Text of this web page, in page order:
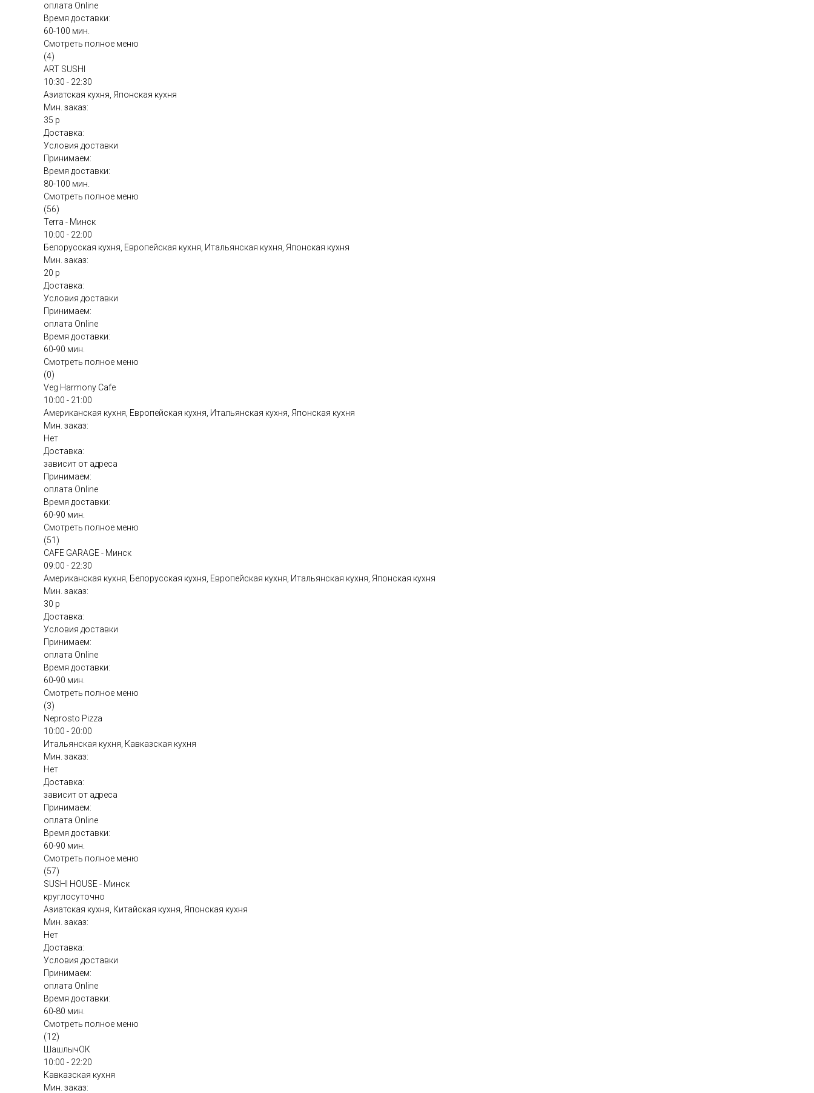
оплата Online
Время доставки:
60-100 мин.
Смотреть полное меню
(4)
ART SUSHI
10:30 - 22:30
Азиатская кухня, Японская кухня
Мин. заказ:
35 р
Доставка:
Условия доставки
Принимаем:
Время доставки:
80-100 мин.
Смотреть полное меню
(56)
Terra - Минск
10:00 - 22:00
Белорусская кухня, Европейская кухня, Итальянская кухня, Японская кухня
Мин. заказ:
20 р
Доставка:
Условия доставки
Принимаем:
оплата Online
Время доставки:
60-90 мин.
Смотреть полное меню
(0)
Veg Harmony Cafe
10:00 - 21:00
Американская кухня, Европейская кухня, Итальянская кухня, Японская кухня
Мин. заказ:
Нет
Доставка:
зависит от адреса
Принимаем:
оплата Online
Время доставки:
60-90 мин.
Смотреть полное меню
(51)
CAFE GARAGE - Минск
09:00 - 22:30
Американская кухня, Белорусская кухня, Европейская кухня, Итальянская кухня, Японская кухня
Мин. заказ:
30 р
Доставка:
Условия доставки
Принимаем:
оплата Online
Время доставки:
60-90 мин.
Смотреть полное меню
(3)
Neprosto Pizza
10:00 - 20:00
Итальянская кухня, Кавказская кухня
Мин. заказ:
Нет
Доставка:
зависит от адреса
Принимаем:
оплата Online
Время доставки:
60-90 мин.
Смотреть полное меню
(57)
SUSHI HOUSE - Минск
круглосуточно
Азиатская кухня, Китайская кухня, Японская кухня
Мин. заказ:
Нет
Доставка:
Условия доставки
Принимаем:
оплата Online
Время доставки:
60-80 мин.
Смотреть полное меню
(12)
ШашлычОК
10:00 - 22:20
Кавказская кухня
Мин. заказ: